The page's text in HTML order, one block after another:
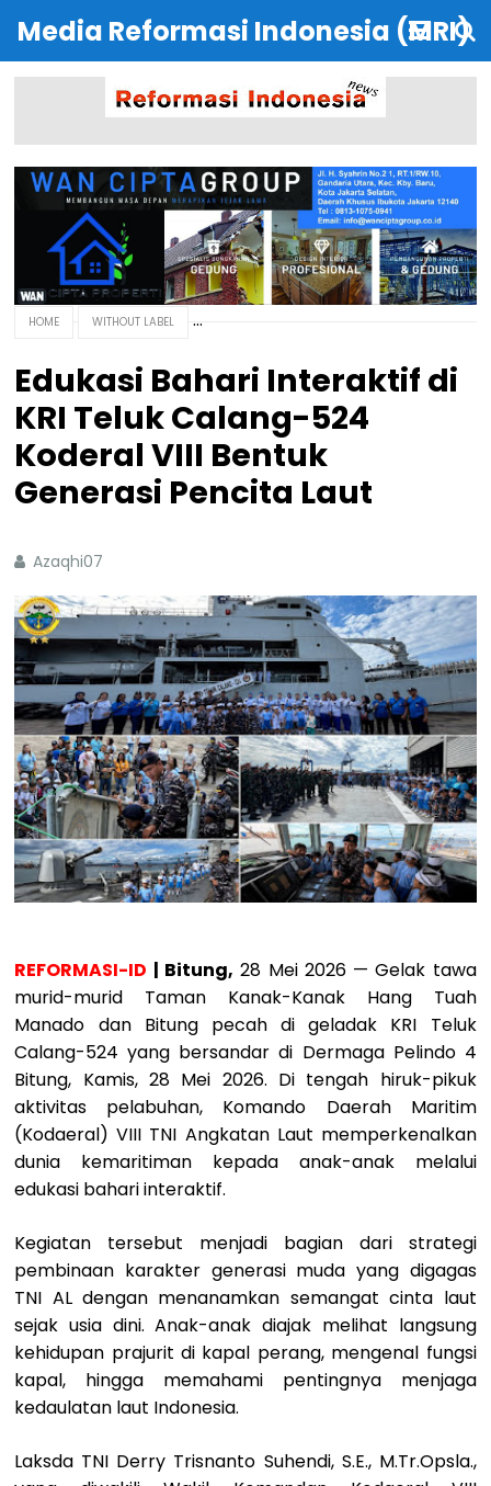
Media Reformasi Indonesia (MRI)
HOME WITHOUT LABEL
Edukasi Bahari Interaktif di
KRI Teluk Calang-524
Koderal VIII Bentuk
Generasi Pencita Laut
Azaqhi07
REFORMASI-ID | Bitung, 28 Mei 2026 — Gelak tawa
murid-murid Taman Kanak-Kanak Hang Tuah
Manado dan Bitung pecah di geladak KRI Teluk
Calang-524 yang bersandar di Dermaga Pelindo 4
Bitung, Kamis, 28 Mei 2026. Di tengah hiruk-pikuk
aktivitas pelabuhan, Komando Daerah Maritim
(Kodaeral) VIII TNI Angkatan Laut memperkenalkan
dunia kemaritiman kepada anak-anak melalui
edukasi bahari interaktif.
Kegiatan tersebut menjadi bagian dari strategi
pembinaan karakter generasi muda yang digagas
TNI AL dengan menanamkan semangat cinta laut
sejak usia dini. Anak-anak diajak melihat langsung
kehidupan prajurit di kapal perang, mengenal fungsi
kapal, hingga memahami pentingnya menjaga
kedaulatan laut Indonesia.
Laksda TNI Derry Trisnanto Suhendi, S.E., M.Tr.Opsla.,